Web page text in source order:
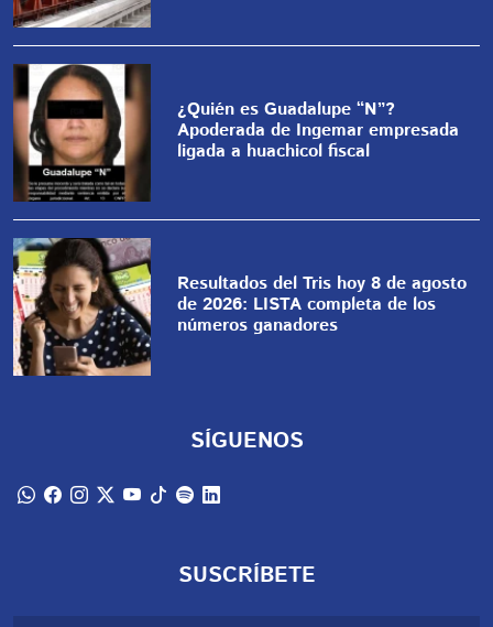
¿Quién es Guadalupe “N”?
Apoderada de Ingemar empresada
ligada a huachicol fiscal
Resultados del Tris hoy 8 de agosto
de 2026: LISTA completa de los
números ganadores
SÍGUENOS
SUSCRÍBETE